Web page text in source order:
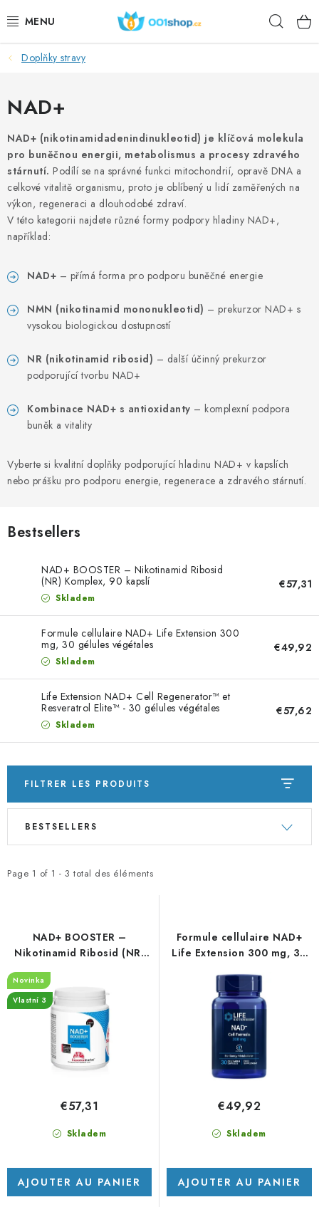
au
DOPLŇKY STRAVY
PRODUITS DE BEAUTÉ
SPORT
DENRÉES ALIMENTAIRES
SUJETS
ACTION
DÁRKY PRO ZDRAVÍ
PORADNA
MARQUES
Podmínky ochrany osobních údajů
Ma commande
Doplňky stravy
NAD+
NAD+ (nikotinamidadenindinukleotid) je klíčová molekula
pro buněčnou energii, metabolismus a procesy zdravého
stárnutí. Podílí se na správné funkci mitochondrií, opravě DNA a
celkové vitalitě organismu, proto je oblíbený u lidí zaměřených na
výkon, regeneraci a dlouhodobé zdraví.
V této kategorii najdete různé formy podpory hladiny NAD+,
například:
NAD+ – přímá forma pro podporu buněčné energie
NMN (nikotinamid mononukleotid) – prekurzor NAD+ s
vysokou biologickou dostupností
NR (nikotinamid ribosid) – další účinný prekurzor
podporující tvorbu NAD+
Kombinace NAD+ s antioxidanty – komplexní podpora
buněk a vitality
Vyberte si kvalitní doplňky podporující hladinu NAD+ v kapslích
nebo prášku pro podporu energie, regenerace a zdravého stárnutí.
Bestsellers
NAD+ BOOSTER – Nikotinamid Ribosid
(NR) Komplex, 90 kapslí
Skladem
€57,31
Formule cellulaire NAD+ Life Extension 300
mg, 30 gélules végétales
Skladem
€49,92
Life Extension NAD+ Cell Regenerator™ et
Resveratrol Elite™ - 30 gélules végétales
Skladem
€57,62
FILTRER LES PRODUITS
L
t
p
r
o
Page 1 of 1 - 3 total des éléments
T
d
o
d
u
BESTSELLERS
NAD+ BOOSTER –
Nikotinamid Ribosid (NR)
Komplex, 90 kapslí
Novinka
Vlastní 3
Skladem
€57,31
AJOUTER AU PANIER
Formule cellulaire NAD+
Life Extension 300 mg, 30
Skladem
€49,92
AJOUTER AU PANIER